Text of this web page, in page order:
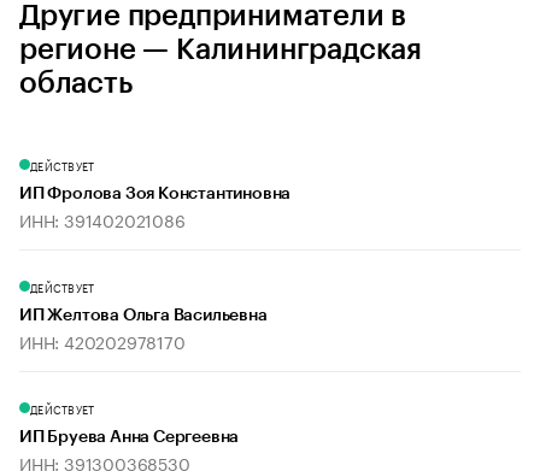
Другие предприниматели в
регионе — Калининградская
область
ДЕЙСТВУЕТ
ИП Фролова Зоя Константиновна
ИНН: 391402021086
ДЕЙСТВУЕТ
ИП Желтова Ольга Васильевна
ИНН: 420202978170
ДЕЙСТВУЕТ
ИП Бруева Анна Сергеевна
ИНН: 391300368530